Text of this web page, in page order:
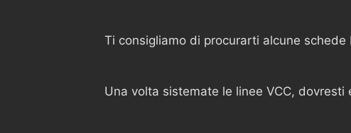
Ti consigliamo di procurarti alcune
Una volta sistemate le linee VCC,